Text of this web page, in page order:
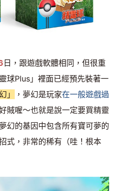
日，跟遊戲軟體相同，但很重
球Plus」裡面已經預先裝著一
」 ，夢幻是玩家在一般遊戲過
好賊喔～也就是說一定要買精靈
幻的基因中包含所有寶可夢的
式，非常的稀有（哇！根本